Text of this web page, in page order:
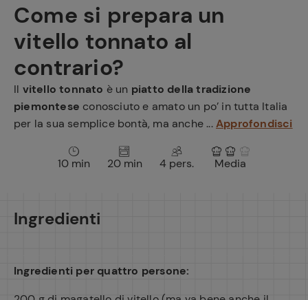
Come si prepara un
vitello tonnato al
contrario?
Il vitello tonnato è un piatto della tradizione
piemontese conosciuto e amato un po’ in tutta Italia
per la sua semplice bontà, ma anche ... Approfondisci
10 min 20 min 4 pers. Media
Ingredienti
Ingredienti per quattro persone: